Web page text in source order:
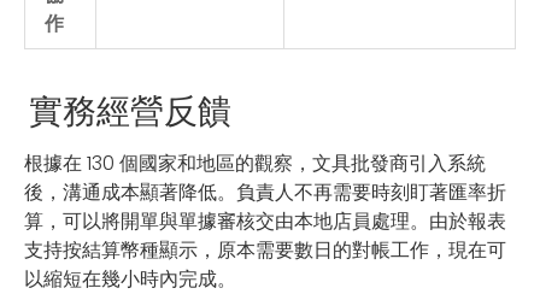
作
實務經營反饋
根據在 130 個國家和地區的觀察，文具批發商引入系統
後，溝通成本顯著降低。負責人不再需要時刻盯著匯率折
算，可以將開單與單據審核交由本地店員處理。由於報表
支持按結算幣種顯示，原本需要數日的對帳工作，現在可
以縮短在幾小時內完成。